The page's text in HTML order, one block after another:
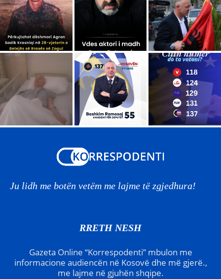
Ju lidh me botën vetëm me lajme të zgjedhura!
RRETH NESH
Gazeta Online “Korrespodenti” mbulon me
informacione audiencën në Kosovë dhe më gjerë.,
me lajme në gjuhën shqipe.